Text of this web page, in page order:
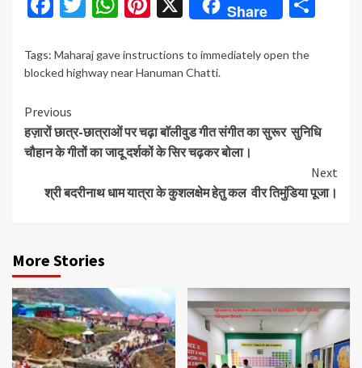
Share
Tags: Maharaj gave instructions to immediately open the
blocked highway near Hanuman Chatti.
Continue
Reading
Previous
हज़ारों छात्र-छात्राओं पर चढ़ा बाॅलीवुड गीत संगीत का सुरूर सुनिधि
चौहान के गीतों का जादू दर्शकों के सिर चढ़कर बोला।
Next
श्री बदरीनाथ धाम यात्रा के कुशलक्षेम हेतु कल वीर तिमुंडिया पूजा।
More Stories